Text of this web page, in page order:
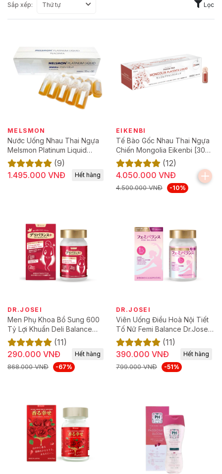
Sắp xếp: Thứ tự Lọc
MELSMON
Nước Uống Nhau Thai Ngựa
Melsmon Platinum Liquid
Placenta [Hộp 30 ống]
(9)
1.495.000 VNĐ
Hết hàng
EIKENBI
Tế Bào Gốc Nhau Thai Ngựa
Chiến Mongolia Eikenbi [30
Ống 10ml]
(12)
4.050.000 VNĐ
4.500.000 VNĐ -10%
DR.JOSEI
Men Phụ Khoa Bổ Sung 600
Tỷ Lợi Khuẩn Deli Balance
Plus Dr.JOSEI [60 Viên]
(11)
290.000 VNĐ
868.000 VNĐ -67%
Hết hàng
DR.JOSEI
Viên Uống Điều Hoà Nội Tiết
Tố Nữ Femi Balance Dr.Josei
[60 Viên]
(11)
390.000 VNĐ
799.000 VNĐ -51%
Hết hàng